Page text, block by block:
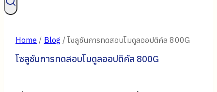
Home / Blog / โซลูชันการทดสอบโมดูลออปติคัล 800G
โซลูชันการทดสอบโมดูลออปติคัล 800G